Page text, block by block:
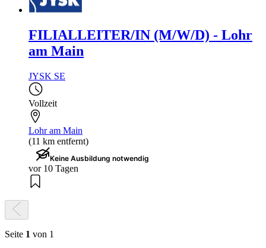
FILIALLEITER/IN (M/W/D) - Lohr
am Main
JYSK SE
Vollzeit
Lohr am Main
(11 km entfernt)
Keine Ausbildung notwendig
vor 10 Tagen
Seite 1 von 1